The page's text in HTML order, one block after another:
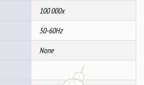
100 000x
50-60Hz
None